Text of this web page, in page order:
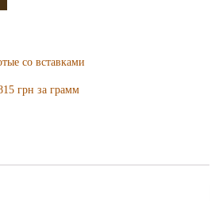
со вставками
грн за грамм